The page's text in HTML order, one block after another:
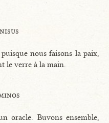
nisus
nous faisons la paix,
le verre à la main.
oracle. Buvons ensemble,